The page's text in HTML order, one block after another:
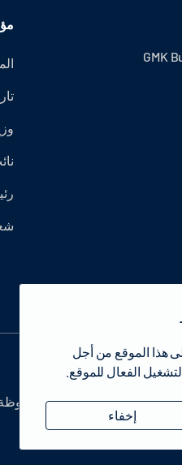
GMK
هذا الموقع من أجل
الفعال للموقع.
إخفاء